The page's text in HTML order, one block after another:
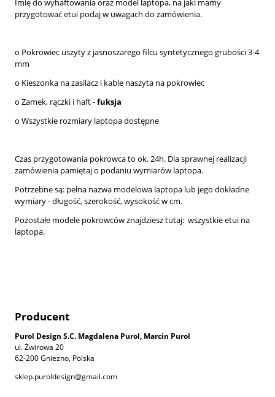
Imię do wyhaftowania oraz model laptopa, na jaki mamy
przygotować etui podaj w uwagach do zamówienia.
o Pokrowiec uszyty z jasnoszarego filcu syntetycznego grubości 3-4
mm
o Kieszonka na zasilacz i kable naszyta na pokrowiec
o Zamek, rączki i haft -fuksja
o Wszystkie rozmiary laptopa dostępne
Czas przygotowania pokrowca to ok. 24h. Dla sprawnej realizacji
zamówienia pamiętaj o podaniu wymiarów laptopa.
Potrzebne są: pełna nazwa modelowa laptopa lub jego dokładne
wymiary - długość, szerokość, wysokość w cm.
Pozostałe modele pokrowców znajdziesz tutaj: wszystkie etui na
laptopa.
Producent
Purol Design S.C. Magdalena Purol, Marcin Purol
ul. Żwirowa 20
62-200 Gniezno, Polska
sklep.puroldesign@gmail.com